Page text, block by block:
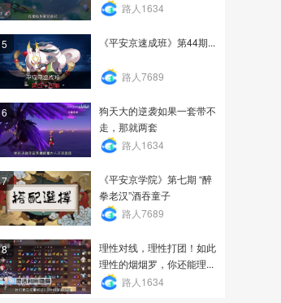
路人1634
5 《平安京速成班》第44期...
路人7689
6
狗天大的逆袭如果一套带不
走，那就两套
路人1634
7
《平安京学院》第七期 “醉
拳老汉”酒吞童子
路人7689
8
理性对线，理性打团！如此
理性的烟烟罗，你还能理...
路人1634